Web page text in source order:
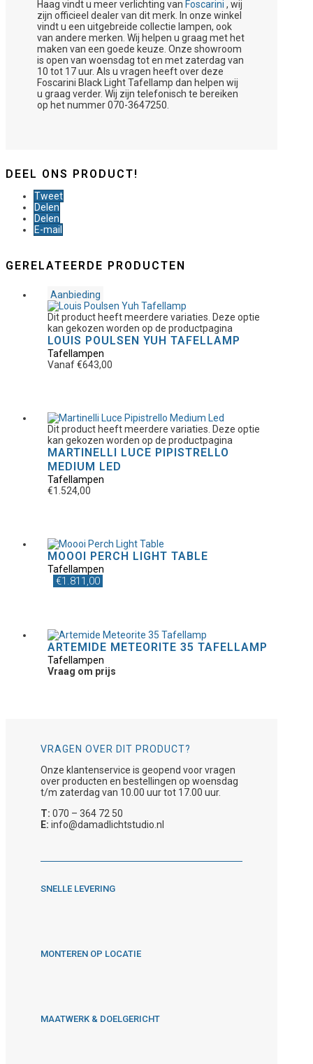
Haag vindt u meer verlichting van Foscarini , wij
zijn officieel dealer van dit merk. In onze winkel
vindt u een uitgebreide collectie lampen, ook
van andere merken. Wij helpen u graag met het
maken van een goede keuze. Onze showroom
is open van woensdag tot en met zaterdag van
10 tot 17 uur. Als u vragen heeft over deze
Foscarini Black Light Tafellamp dan helpen wij
u graag verder. Wij zijn telefonisch te bereiken
op het nummer 070-3647250.
DEEL ONS PRODUCT!
Tweet
Delen
Delen
E-mail
GERELATEERDE PRODUCTEN
Aanbieding
Dit product heeft meerdere variaties. Deze optie
kan gekozen worden op de productpagina
LOUIS POULSEN YUH TAFELLAMP
Tafellampen
Vanaf€643,00
Dit product heeft meerdere variaties. Deze optie
kan gekozen worden op de productpagina
MARTINELLI LUCE PIPISTRELLO
MEDIUM LED
Tafellampen
€1.524,00
MOOOI PERCH LIGHT TABLE
Tafellampen
€1.811,00
ARTEMIDE METEORITE 35 TAFELLAMP
Tafellampen
Vraag om prijs
VRAGEN OVER DIT PRODUCT?
Onze klantenservice is geopend voor vragen
over producten en bestellingen op woensdag
t/m zaterdag van 10.00 uur tot 17.00 uur.
T: 070 – 364 72 50
E: info@damadlichtstudio.nl
SNELLE LEVERING
MONTEREN OP LOCATIE
MAATWERK & DOELGERICHT